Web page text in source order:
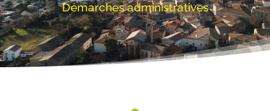
Démarches administratives